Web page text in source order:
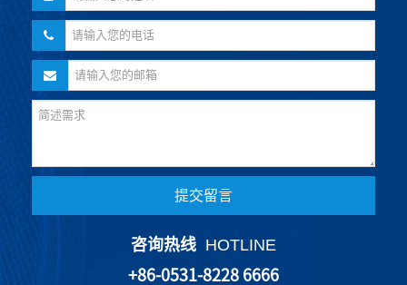
提交留言
咨询热线 HOTLINE
+86-0531-8228 6666